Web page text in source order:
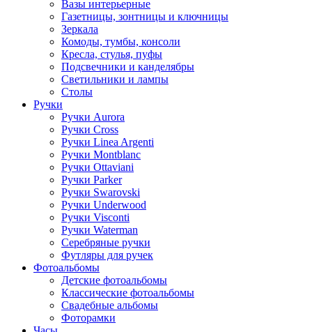
Вазы интерьерные
Газетницы, зонтницы и ключницы
Зеркала
Комоды, тумбы, консоли
Кресла, стулья, пуфы
Подсвечники и канделябры
Светильники и лампы
Столы
Ручки
Ручки Aurora
Ручки Cross
Ручки Linea Argenti
Ручки Montblanc
Ручки Ottaviani
Ручки Parker
Ручки Swarovski
Ручки Underwood
Ручки Visconti
Ручки Waterman
Серебряные ручки
Футляры для ручек
Фотоальбомы
Детские фотоальбомы
Классические фотоальбомы
Свадебные альбомы
Фоторамки